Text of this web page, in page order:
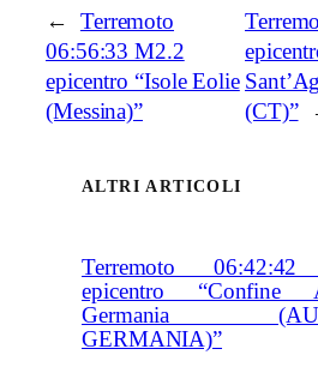
←
Terremoto
06:56:33 M2.2
epicentro “Isole Eolie
(Messina)”
(CT)”
ALTRI ARTICOLI
Terremoto
epicentro “Confine
Germania
GERMANIA)”